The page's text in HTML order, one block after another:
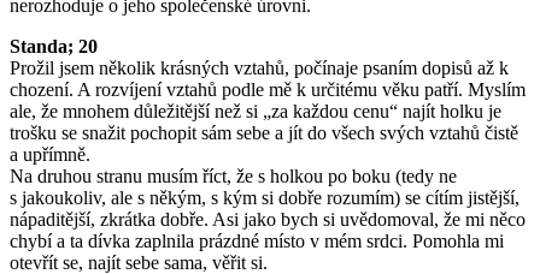
nerozhoduje o jeho společenské úrovni.
Standa; 20
Prožil jsem několik krásných vztahů, počínaje psaním dopisů až k
chození. A rozvíjení vztahů podle mě k určitému věku patří. Myslím
ale, že mnohem důležitější než si „za každou cenu“ najít holku je
trošku se snažit pochopit sám sebe a jít do všech svých vztahů čistě
a upřímně.
Na druhou stranu musím říct, že s holkou po boku (tedy ne
s jakoukoliv, ale s někým, s kým si dobře rozumím) se cítím jistější,
nápaditější, zkrátka dobře. Asi jako bych si uvědomoval, že mi něco
chybí a ta dívka zaplnila prázdné místo v mém srdci. Pomohla mi
otevřít se, najít sebe sama, věřit si.